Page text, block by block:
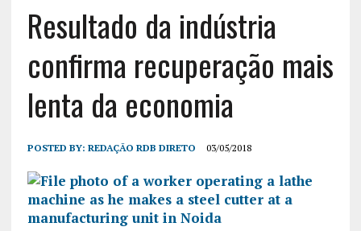
Resultado da indústria
confirma recuperação mais
lenta da economia
POSTED BY: REDAÇÃO RDB DIRETO 03/05/2018